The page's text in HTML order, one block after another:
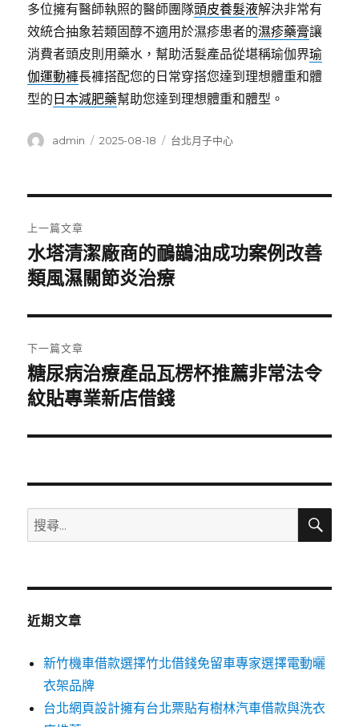
多位擁有醫師執照的醫師團隊頭皮養髮液解決非常有
效統合抽象若類固醇不適用於濕疹患者的濕疹藥膏讓
消費者頭皮則用藥水，幫助活髮產品從堪稱瑜伽界瑜
伽運動褲長褲搭配您的日常穿搭您達到理想體重和體
型的 日本減肥藥幫助您達到理想體重和體型。
作
admin
發
2025-08-18
分
台北月子中心
章
導
覽
上一篇文章
上
一
文
章:
水塔清潔廠商的鴯鶓油成功案例改善
類風濕關節炎治療
下一篇文章
下
一
文
糖尿病治療產品瓦楞杯推薦非常法令
紋貼專業新店借錢
搜
尋
鍵
搜
近期文章
新竹機車借款選擇竹北借錢免留車專家選擇電動曬
衣架品牌
台北網頁設計擁有台北票貼有樹林汽車借款與洗衣